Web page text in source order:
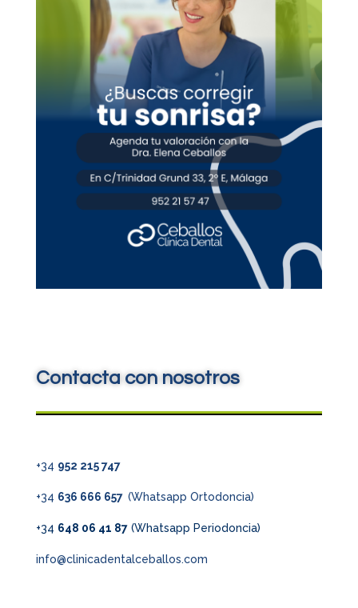
Contacta con nosotros
+34 952 215 747
+34 636 666 657 (Whatsapp Ortodoncia)
+34 648 06 41 87(Whatsapp Periodoncia)
info@clinicadentalceballos.com